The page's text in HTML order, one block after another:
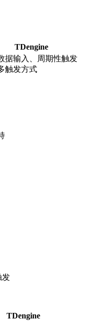
TDengine
据输入、周期性触发
触发方式
发
TDengine